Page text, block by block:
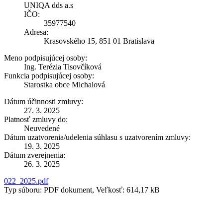
UNIQA dds a.s
IČO:
35977540
Adresa:
Krasovského 15, 851 01 Bratislava
Meno podpisujúcej osoby:
Ing. Terézia Tisovčíková
Funkcia podpisujúcej osoby:
Starostka obce Michalová
Dátum účinnosti zmluvy:
27. 3. 2025
Platnosť zmluvy do:
Neuvedené
Dátum uzatvorenia/udelenia súhlasu s uzatvorením zmluvy:
19. 3. 2025
Dátum zverejnenia:
26. 3. 2025
022_2025.pdf
Typ súboru: PDF dokument, Veľkosť: 614,17 kB